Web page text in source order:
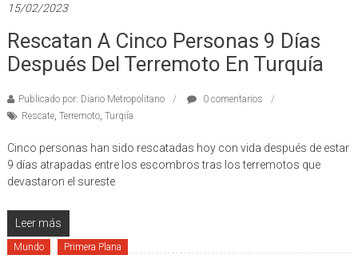
15/02/2023
Rescatan A Cinco Personas 9 Días
Después Del Terremoto En Turquía
Publicado por: Diario Metropolitano
0 comentarios
Rescate, Terremoto, Turqiía
Cinco personas han sido rescatadas hoy con vida después de estar
9 días atrapadas entre los escombros tras los terremotos que
devastaron el sureste
Leer más
Mundo Primera Plana